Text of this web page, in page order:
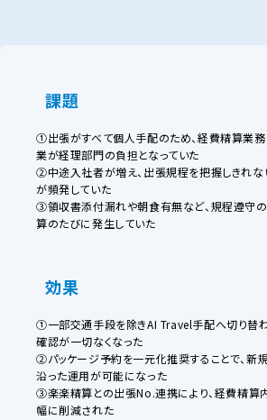
課題
①出張がすべて個人手配のため、経費精算業
業が経理部門の負担となっていた
②中途入社者が増え、出張規程を把握しきれな
が頻発していた
③領収書添付漏れや朝食有無など、規程遵守
算のたびに発生していた
効果
①一部交通手段を除きAI Travel手配へ切り替
確認が一切なくなった
②パッケージ予約を一元化推奨することで、新
沿った運用が可能になった
③楽楽精算との出張No.連携により、経費精算
幅に削減された